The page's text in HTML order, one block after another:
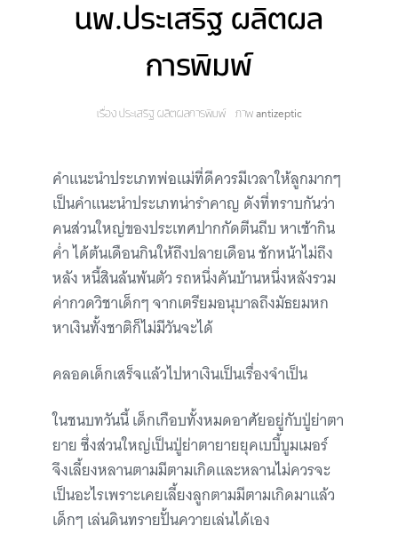
นพ.ประเสริฐ ผลิตผล
การพิมพ์
เรื่อง ประเสริฐ ผลิตผลการพิมพ์ ภาพ antizeptic
คำแนะนำประเภทพ่อแม่ที่ดีควรมีเวลาให้ลูกมากๆ
เป็นคำแนะนำประเภทน่ารำคาญ ดังที่ทราบกันว่า
คนส่วนใหญ่ของประเทศปากกัดตีนถีบ หาเช้ากิน
ค่ำ ได้ต้นเดือนกินให้ถึงปลายเดือน ชักหน้าไม่ถึง
หลัง หนี้สินล้นพ้นตัว รถหนึ่งคันบ้านหนึ่งหลังรวม
ค่ากวดวิชาเด็กๆ จากเตรียมอนุบาลถึงมัธยมหก
หาเงินทั้งชาติก็ไม่มีวันจะได้
คลอดเด็กเสร็จแล้วไปหาเงินเป็นเรื่องจำเป็น
ในชนบทวันนี้ เด็กเกือบทั้งหมดอาศัยอยู่กับปู่ย่าตา
ยาย ซึ่งส่วนใหญ่เป็นปู่ย่าตายายยุคเบบี้บูมเมอร์
จึงเลี้ยงหลานตามมีตามเกิดและหลานไม่ควรจะ
เป็นอะไรเพราะเคยเลี้ยงลูกตามมีตามเกิดมาแล้ว
เด็กๆ เล่นดินทรายปั้นควายเล่นได้เอง